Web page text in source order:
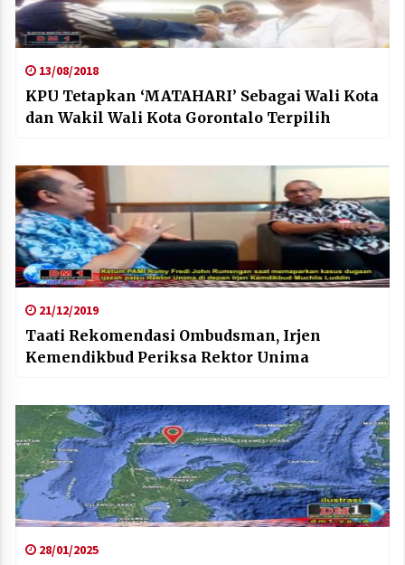
13/08/2018
KPU Tetapkan ‘MATAHARI’ Sebagai Wali Kota
dan Wakil Wali Kota Gorontalo Terpilih
21/12/2019
Taati Rekomendasi Ombudsman, Irjen
Kemendikbud Periksa Rektor Unima
28/01/2025